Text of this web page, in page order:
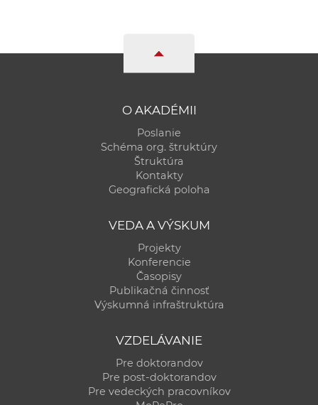
O AKADÉMII
Poslanie
Schéma org. štruktúry
Štruktúra
Kontakty
Geografická poloha
VEDA A VÝSKUM
Projekty
Konferencie
Časopisy
Publikačná činnosť
Výskumná infraštruktúra
VZDELÁVANIE
Pre doktorandov
Pre post-doktorandov
Pre vedeckých pracovníkov